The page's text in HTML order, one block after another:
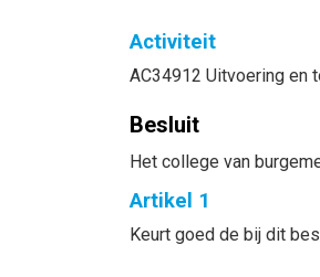
Activiteit
AC34912 Uitvoering en
Besluit
Het college van
Artikel 1
Keurt goed de bij dit